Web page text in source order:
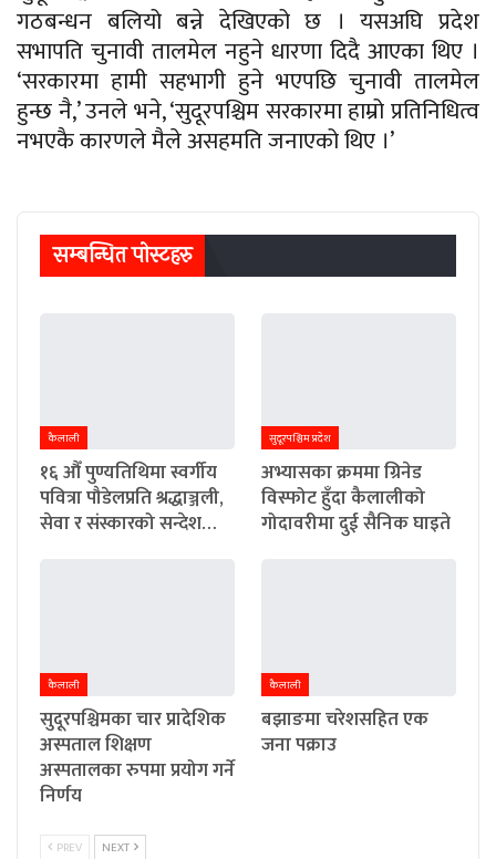
गठबन्धन बलियो बन्ने देखिएको छ । यसअघि प्रदेश
सभापति चुनावी तालमेल नहुने धारणा दिदै आएका थिए ।
‘सरकारमा हामी सहभागी हुने भएपछि चुनावी तालमेल
हुन्छ नै,’ उनले भने, ‘सुदूरपश्चिम सरकारमा हाम्रो प्रतिनिधित्व
नभएकै कारणले मैले असहमति जनाएको थिए ।’
सम्बन्धित पाेस्टहरु
कैलाली
१६ औँ पुण्यतिथिमा स्वर्गीय
पवित्रा पौडेलप्रति श्रद्धाञ्जली,
सेवा र संस्कारको सन्देश…
सुदूरपश्चिम प्रदेश
अभ्यासका क्रममा ग्रिनेड
विस्फोट हुँदा कैलालीको
गोदावरीमा दुई सैनिक घाइते
कैलाली
सुदूरपश्चिमका चार प्रादेशिक
अस्पताल शिक्षण
अस्पतालका रुपमा प्रयोग गर्ने
निर्णय
कैलाली
बझाङमा चरेशसहित एक
जना पक्राउ
PREV NEXT